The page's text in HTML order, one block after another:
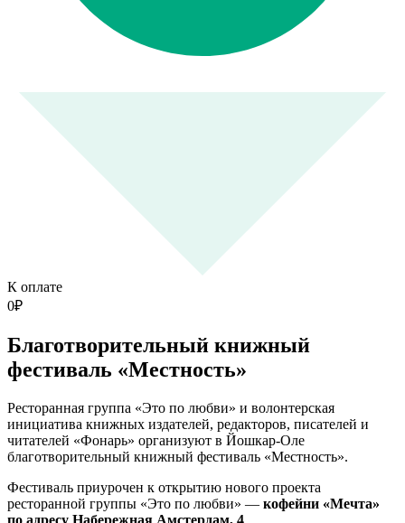
К оплате
0₽
Благотворительный книжный
фестиваль «Местность»
Ресторанная группа «Это по любви» и волонтерская
инициатива книжных издателей, редакторов, писателей и
читателей «Фонарь» организуют в Йошкар-Оле
благотворительный книжный фестиваль «Местность».
Фестиваль приурочен к открытию нового проекта
ресторанной группы «Это по любви» — кофейни «Мечта»
по адресу Набережная Амстердам, 4